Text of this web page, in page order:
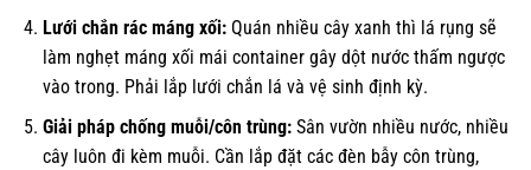
Lưới chắn rác máng xối:Quán nhiều cây xanh thì lá rụng sẽ
làm nghẹt máng xối mái container gây dột nước thấm ngược
vào trong. Phải lắp lưới chắn lá và vệ sinh định kỳ.
Giải pháp chống muỗi/côn trùng:Sân vườn nhiều nước, nhiều
cây luôn đi kèm muỗi. Cần lắp đặt các đèn bẫy côn trùng,